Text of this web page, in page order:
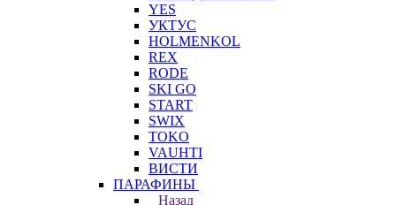
YES
УКТУС
HOLMENKOL
REX
RODE
SKI GO
START
SWIX
TOKO
VAUHTI
ВИСТИ
ПАРАФИНЫ
Назад